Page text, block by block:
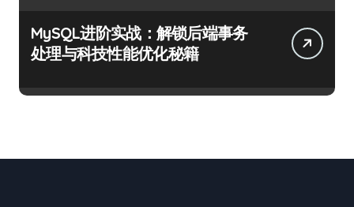
MySQL进阶实战：解锁后端事务
处理与科技性能优化秘籍